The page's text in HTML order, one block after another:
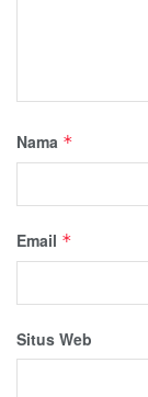
Nama *
Email *
Situs Web